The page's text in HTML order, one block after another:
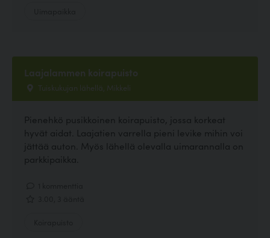
Laajalammen koirapuisto
Tuiskukujan lähellä, Mikkeli
Pienehkö pusikkoinen koirapuisto, jossa korkeat
hyvät aidat. Laajatien varrella pieni levike mihin voi
jättää auton. Myös lähellä olevalla uimarannalla on
parkkipaikka.